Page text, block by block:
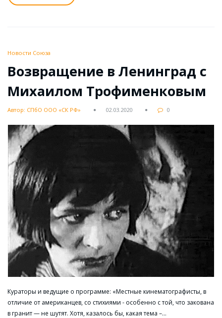
Новости Союза
Возвращение в Ленинград с
Михаилом Трофименковым
Автор: СПбО ООО «СК РФ» 02.03.2020 0
Кураторы и ведущие о программе: «Местные кинематографисты, в
отличие от американцев, со стихиями - особенно с той, что закована
в гранит — не шутят. Хотя, казалось бы, какая тема –…